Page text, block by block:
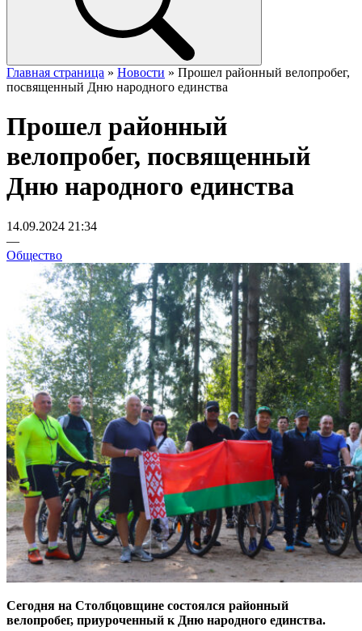
Главная страница » Новости » Прошел районный велопробег,
посвященный Дню народного единства
Прошел районный
велопробег, посвященный
Дню народного единства
14.09.2024 21:34
—
Общество
Сегодня на Столбцовщине состоялся районный
велопробег, приуроченный к Дню народного единства.